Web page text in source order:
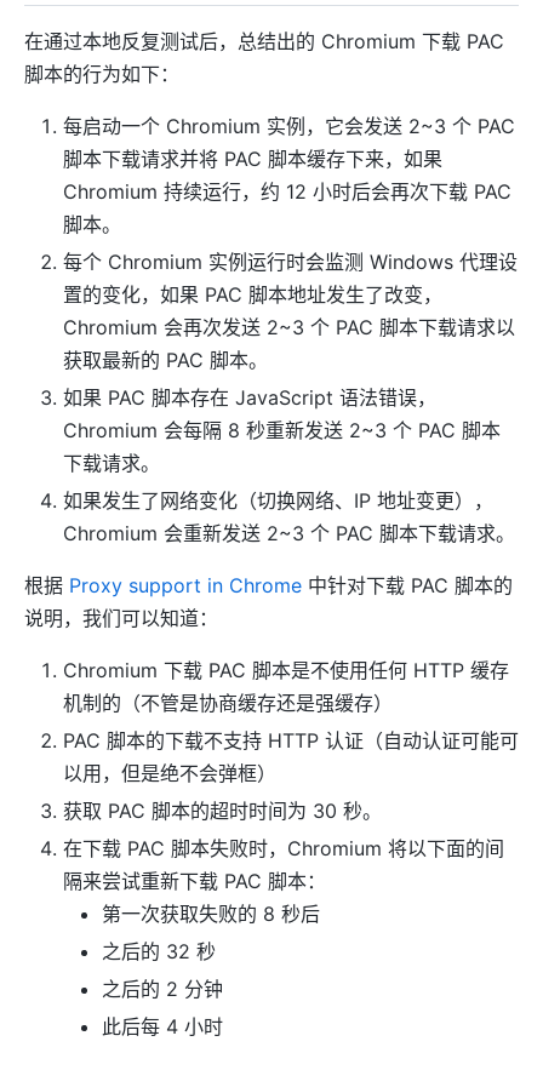
在通过本地反复测试后，总结出的 Chromium 下载 PAC
脚本的行为如下：
每启动一个 Chromium 实例，它会发送 2~3 个 PAC
脚本下载请求并将 PAC 脚本缓存下来，如果
Chromium 持续运行，约 12 小时后会再次下载 PAC
脚本。
每个 Chromium 实例运行时会监测 Windows 代理设
置的变化，如果 PAC 脚本地址发生了改变，
Chromium 会再次发送 2~3 个 PAC 脚本下载请求以
获取最新的 PAC 脚本。
如果 PAC 脚本存在 JavaScript 语法错误，
Chromium 会每隔 8 秒重新发送 2~3 个 PAC 脚本
下载请求。
如果发生了网络变化（切换网络、IP 地址变更），
Chromium 会重新发送 2~3 个 PAC 脚本下载请求。
根据 Proxy support in Chrome 中针对下载 PAC 脚本的
说明，我们可以知道：
Chromium 下载 PAC 脚本是不使用任何 HTTP 缓存
机制的（不管是协商缓存还是强缓存）
PAC 脚本的下载不支持 HTTP 认证（自动认证可能可
以用，但是绝不会弹框）
获取 PAC 脚本的超时时间为 30 秒。
在下载 PAC 脚本失败时，Chromium 将以下面的间
隔来尝试重新下载 PAC 脚本：
第一次获取失败的 8 秒后
之后的 32 秒
之后的 2 分钟
此后每 4 小时